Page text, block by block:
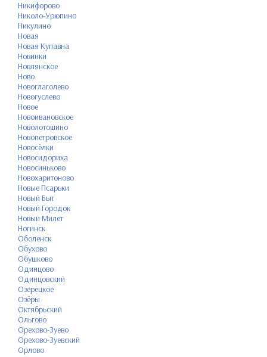
Никифорово
Николо-Урюпино
Никулино
Новая
Новая Купавна
Новинки
Новлянское
Ново
Новоглаголево
Новогуслево
Новое
Новоивановское
Новолотошино
Новопетровское
Новосёлки
Новосидориха
Новосиньково
Новохаритоново
Новые Псарьки
Новый Быт
Новый Городок
Новый Милет
Ногинск
Оболенск
Обухово
Обушково
Одинцово
Одинцовский
Озерецкое
Озёры
Октябрьский
Ольгово
Орехово-Зуево
Орехово-Зуевский
Орлово